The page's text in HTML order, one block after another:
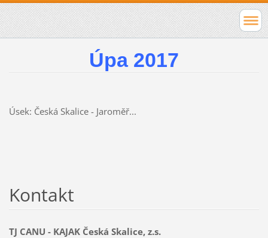
Úpa 2017
Úsek: Česká Skalice - Jaroměř...
Kontakt
TJ CANU - KAJAK Česká Skalice, z.s.